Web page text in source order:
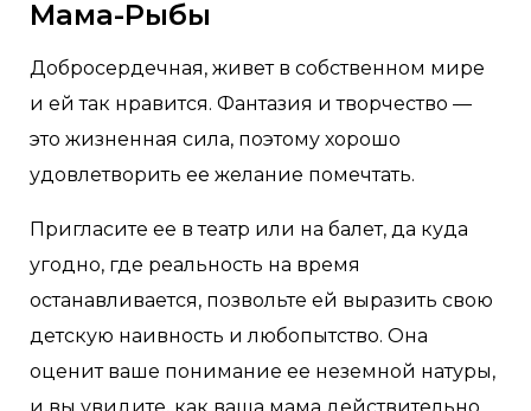
Мама-Рыбы
Добросердечная, живет в собственном мире
и ей так нравится. Фантазия и творчество —
это жизненная сила, поэтому хорошо
удовлетворить ее желание помечтать.
Пригласите ее в театр или на балет, да куда
угодно, где реальность на время
останавливается, позвольте ей выразить свою
детскую наивность и любопытство. Она
оценит ваше понимание ее неземной натуры,